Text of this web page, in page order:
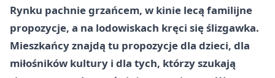
Rynku pachnie grzańcem, w kinie lecą familijne
propozycje, a na lodowiskach kręci się ślizgawka.
Mieszkańcy znajdą tu propozycje dla dzieci, dla
miłośników kultury i dla tych, którzy szukają